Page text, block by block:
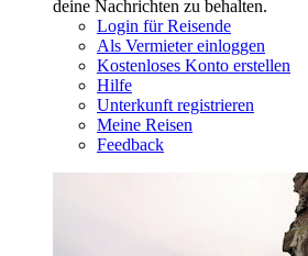
deine Nachrichten zu behalten.
Login für Reisende
Als Vermieter einloggen
Kostenloses Konto erstellen
Hilfe
Unterkunft registrieren
Meine Reisen
Feedback